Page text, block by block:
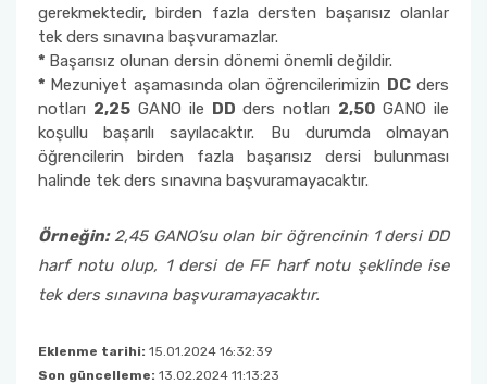
gerekmektedir, birden fazla dersten başarısız olanlar
tek ders sınavına başvuramazlar.
* Başarısız olunan dersin dönemi önemli değildir.
* Mezuniyet aşamasında olan öğrencilerimizin DCders
notları 2,25GANO ile DD ders notları 2,50 GANO ile
koşullu başarılı sayılacaktır. Bu durumda olmayan
öğrencilerin birden fazla başarısız dersi bulunması
halinde tek ders sınavına başvuramayacaktır.
Örneğin:2,45 GANO’su olan bir öğrencinin 1 dersi DD
harf notu olup, 1 dersi de FF harf notu şeklinde ise
tek ders sınavına başvuramayacaktır.
Eklenme tarihi: 15.01.2024 16:32:39
Son güncelleme: 13.02.2024 11:13:23